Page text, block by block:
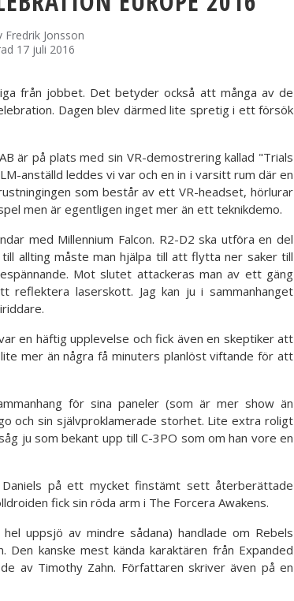
Fredrik Jonsson
17 juli 2016
från jobbet. Det betyder också att många av de
Dagen blev därmed lite spretig i ett försök
är på plats med sin VR-demostrering kallad "Trials
anställd leddes vi var och en in i varsitt rum där en
som består av ett VR-headset, hörlurar
men är egentligen inget mer än ett teknikdemo.
med Millennium Falcon. R2-D2 ska utföra en del
allting måste man hjälpa till att flytta ner saker till
Mot slutet attackeras man av ett gäng
laserskott. Jag kan ju i sammanhanget
en häftig upplevelse och fick även en skeptiker att
mer än några få minuters planlöst viftande för att
för sina paneler (som är mer show än
och sin självproklamerade storhet. Lite extra roligt
ju som bekant upp till C-3PO som om han vore en
på ett mycket finstämt sett återberättade
fick sin röda arm i The Forcera Awakens.
uppsjö av mindre sådana) handlade om Rebels
kanske mest kända karaktären från Expanded
av Timothy Zahn. Författaren skriver även på en